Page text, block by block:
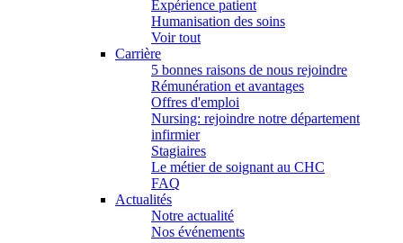
Expérience patient
Humanisation des soins
Voir tout
Carrière
5 bonnes raisons de nous rejoindre
Rémunération et avantages
Offres d'emploi
Nursing: rejoindre notre département
infirmier
Stagiaires
Le métier de soignant au CHC
FAQ
Actualités
Notre actualité
Nos événements